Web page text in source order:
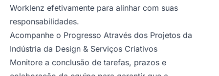
Worklenz efetivamente para alinhar com suas
responsabilidades.
Acompanhe o Progresso Através dos Projetos da
Indústria da Design & Serviços Criativos
Monitore a conclusão de tarefas, prazos e